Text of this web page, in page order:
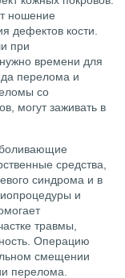
ношение
дефектов кости.
при
времени для
перелома и
со
могут заживать в
средства,
синдрома и в
и
травмы,
Операцию
смещении
перелома.